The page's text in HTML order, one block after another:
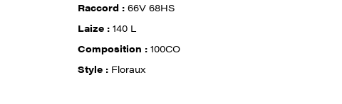
Raccord :66V 68HS
Laize :140 L
Composition :100CO
Style : Floraux